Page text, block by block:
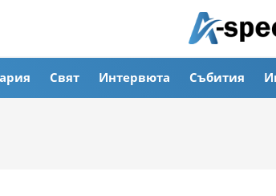
Свят Интервюта Събития